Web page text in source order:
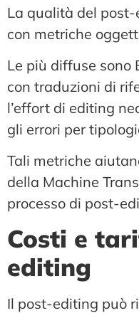
La qualità del
con metriche
Le più diffuse sono
con traduzioni di
l’effort di editing
gli errori per
Tali metriche
della Machine
processo di post-
Costi e
editing
Il post-editing può